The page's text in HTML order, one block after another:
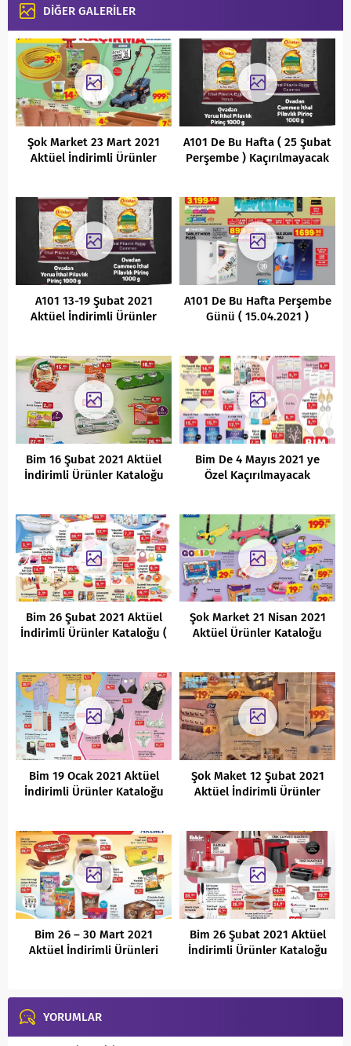
DİĞER GALERİLER
Şok Market 23 Mart 2021
Aktüel İndirimli Ürünler
A101 De Bu Hafta ( 25 Şubat
Perşembe ) Kaçırılmayacak
A101 13-19 Şubat 2021
Aktüel İndirimli Ürünler
A101 De Bu Hafta Perşembe
Günü ( 15.04.2021 )
Bim 16 Şubat 2021 Aktüel
İndirimli Ürünler Kataloğu
Bim De 4 Mayıs 2021 ye
Özel Kaçırılmayacak
Bim 26 Şubat 2021 Aktüel
İndirimli Ürünler Kataloğu (
Şok Market 21 Nisan 2021
Aktüel Ürünler Kataloğu
Bim 19 Ocak 2021 Aktüel
İndirimli Ürünler Kataloğu
Şok Maket 12 Şubat 2021
Aktüel İndirimli Ürünler
Bim 26 – 30 Mart 2021
Aktüel İndirimli Ürünleri
Bim 26 Şubat 2021 Aktüel
İndirimli Ürünler Kataloğu
YORUMLAR